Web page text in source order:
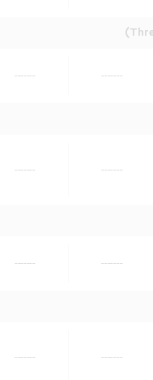
-------
-------
-------
-------
-------
-------
-------
-------